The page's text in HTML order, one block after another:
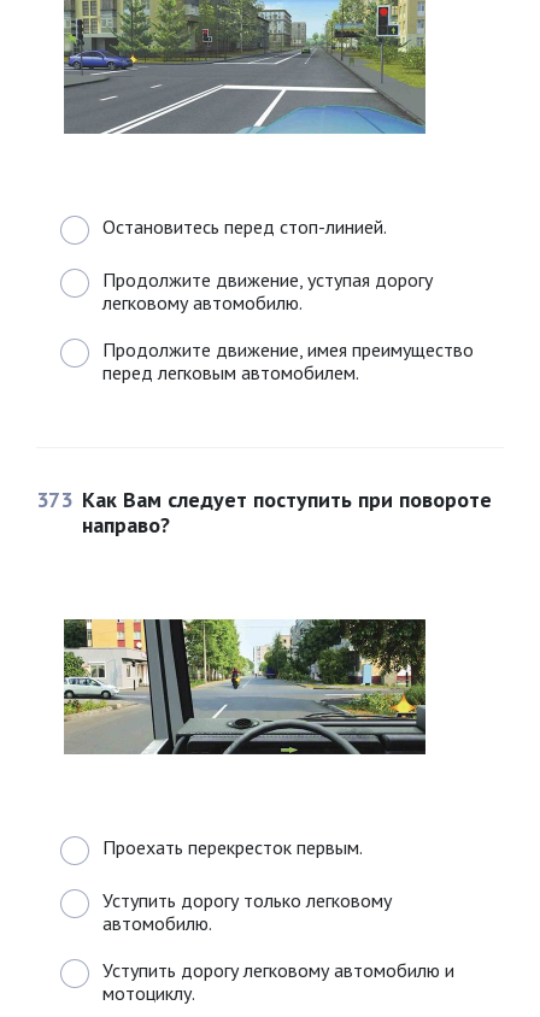
Остановитесь перед стоп-линией.
Продолжите движение, уступая дорогу
легковому автомобилю.
Продолжите движение, имея преимущество
перед легковым автомобилем.
373 Как Вам следует поступить при повороте
направо?
Проехать перекресток первым.
Уступить дорогу только легковому
автомобилю.
Уступить дорогу легковому автомобилю и
мотоциклу.